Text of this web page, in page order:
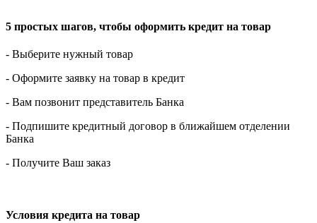
5 простых шагов, чтобы оформить кредит на товар
- Выберите нужный товар
- Оформите заявку на товар в кредит
- Вам позвонит представитель Банка
- Подпишите кредитный договор в ближайшем отделении
Банка
- Получите Ваш заказ
Условия кредита на товар